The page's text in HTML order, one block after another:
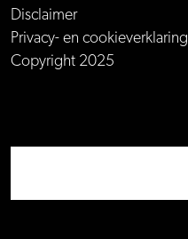
Disclaimer
Privacy- en cookieverklaring
Copyright 2025